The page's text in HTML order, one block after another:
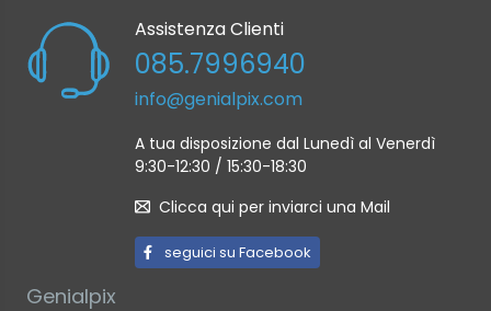
Assistenza Clienti
085.7996940
info@genialpix.com
A tua disposizione dal Lunedì al Venerdì
9:30-12:30 / 15:30-18:30
Clicca qui per inviarci una Mail
seguici su Facebook
Genialpix